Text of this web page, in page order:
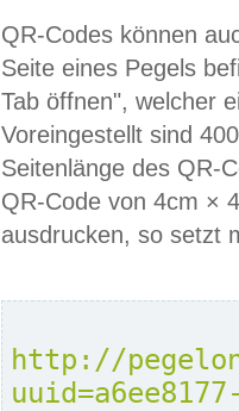
QR-Codes können
Seite eines Pegels
Tab öffnen", welcher
Voreingestellt sind
Seitenlänge des QR-
QR-Code von 4cm ×
ausdrucken, so setzt
http://